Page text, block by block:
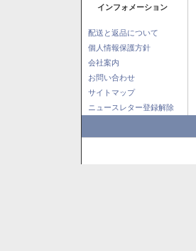
インフォメーション
配送と返品について
個人情報保護方針
会社案内
お問い合わせ
サイトマップ
ニュースレター登録解除